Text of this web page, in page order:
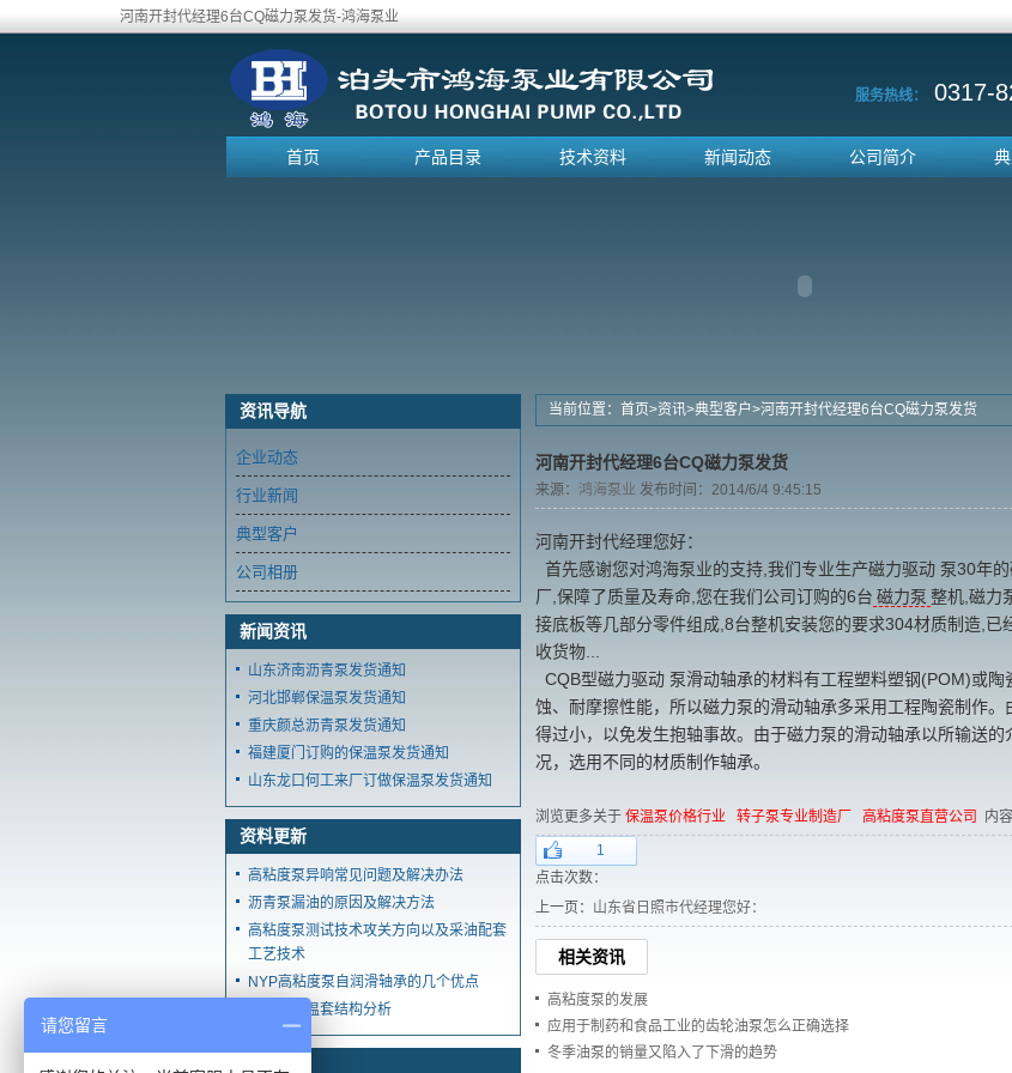
河南开封代经理6台CQ磁力泵发货-鸿海泵业
服务热线： 0317-
公司简介
新闻动态
技术资料
产品目录
首页
当前位置： 首页>资讯>典型客户>河南开封代经理6台CQ磁力泵发货
河南开封代经理6台CQ磁力泵发货
来源： 鸿海泵业 发布时间：2014/6/4 9:45:15
河南开封代经理您好：
首先感谢您对鸿海泵业的支持,我们专业生产磁力驱动 泵30年
厂,保障了质量及寿命,您在我们公司订购的6台 磁力泵 整机, 磁力
接底板等几部分零件组成,8台整机安装您的要求304材质制造,
收货物...
CQB型磁力驱动 泵滑动轴承的材料有工程塑料塑钢(POM)或
蚀、耐摩擦性能，所以磁力泵的滑动轴承多采用工程陶瓷制作
得过小，以免发生抱轴事故。由于磁力泵的滑动轴承以所输送
况，选用不同的材质制作轴承。
浏览更多关于 保温泵价格行业 转子泵专业制造厂 高粘度泵直营公司
内容
1
点击次数：
上一页： 山东省日照市代经理您好：
相关资讯
高粘度泵的发展
应用于制药和食品工业的齿轮油泵怎么正确选择
冬季油泵的销量又陷入了下滑的趋势
资讯导航
企业动态
行业新闻
典型客户
公司相册
新闻资讯
山东济南沥青泵发货通知
河北邯郸保温泵发货通知
重庆颜总沥青泵发货通知
福建厦门订购的保温泵发货通知
山东龙口何工来厂订做保温泵发货通知
资料更新
高粘度泵异响常见问题及解决办法
沥青泵漏油的原因及解决方法
高粘度泵测试技术攻关方向以及采油配套
工艺技术
NYP高粘度泵自润滑轴承的几个优点
沥青泵保温套结构分析
请您留言